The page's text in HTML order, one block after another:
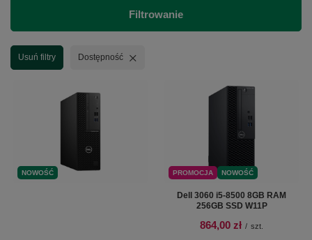
Filtrowanie
Usuń filtry Usuń filtr
Dostępność
NOWOŚĆ PROMOCJA NOWOŚĆ
Dell 3060 i5-8500 8GB RAM
256GB SSD W11P
864,00 zł / szt.